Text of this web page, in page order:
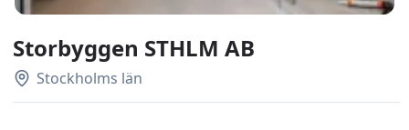
Storbyggen STHLM AB
Stockholms län